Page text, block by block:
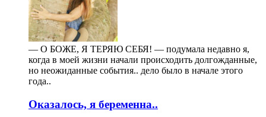
— О БОЖЕ, Я ТЕРЯЮ СЕБЯ! — подумала недавно я,
когда в моей жизни начали происходить долгожданные,
но неожиданные события.. дело было в начале этого
года..
Оказалось, я беременна..